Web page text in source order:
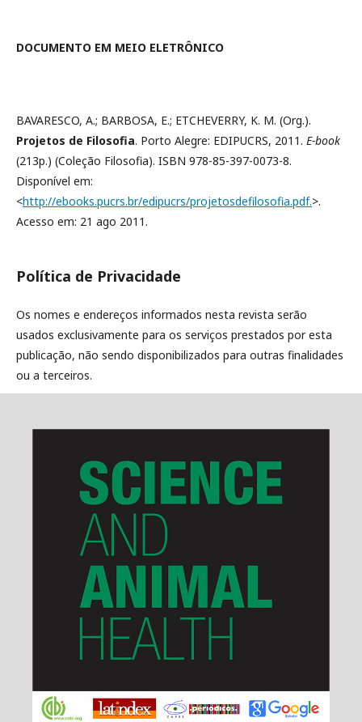
DOCUMENTO EM MEIO ELETRÔNICO
BAVARESCO, A.; BARBOSA, E.; ETCHEVERRY, K. M. (Org.).
Projetos de Filosofia. Porto Alegre: EDIPUCRS, 2011. E-book
(213p.) (Coleção Filosofia). ISBN 978-85-397-0073-8.
Disponível em:
<http://ebooks.pucrs.br/edipucrs/projetosdefilosofia.pdf.>.
Acesso em: 21 ago 2011.
Política de Privacidade
Os nomes e endereços informados nesta revista serão
usados exclusivamente para os serviços prestados por esta
publicação, não sendo disponibilizados para outras finalidades
ou a terceiros.